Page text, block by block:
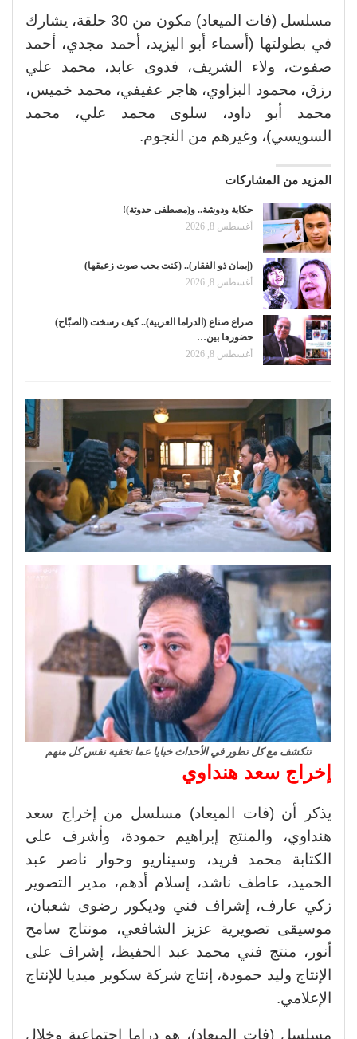
مسلسل (فات الميعاد) مكون من 30 حلقة، يشارك
في بطولتها (أسماء أبو اليزيد، أحمد مجدي، أحمد
صفوت، ولاء الشريف، فدوى عابد، محمد علي
رزق، محمود البزاوي، هاجر عفيفي، محمد خميس،
محمد أبو داود، سلوى محمد علي، محمد
السويسي)، وغيرهم من النجوم.
المزيد من المشاركات
حكاية ودوشة.. و(مصطفى حدوتة)!
أغسطس 8, 2026
(إيمان ذو الفقار).. (كنت بحب صوت زعيقها)
أغسطس 8, 2026
صراع صناع (الدراما العربية).. كيف رسخت (الصبّاح)
حضورها بين…
أغسطس 8, 2026
تتكشف مع كل تطور في الأحداث خبايا عما تخفيه نفس كل منهم
إخراج سعد هنداوي
يذكر أن (فات الميعاد) مسلسل من إخراج سعد
هنداوي، والمنتج إبراهيم حمودة، وأشرف على
الكتابة محمد فريد، وسيناريو وحوار ناصر عبد
الحميد، عاطف ناشد، إسلام أدهم، مدير التصوير
زكي عارف، إشراف فني وديكور رضوى شعبان،
موسيقى تصويرية عزيز الشافعي، مونتاج سامح
أنور، منتج فني محمد عبد الحفيظ، إشراف على
الإنتاج وليد حمودة، إنتاج شركة سكوير ميديا للإنتاج
الإعلامي.
مسلسل (فات الميعاد)، هو دراما اجتماعية وخلال